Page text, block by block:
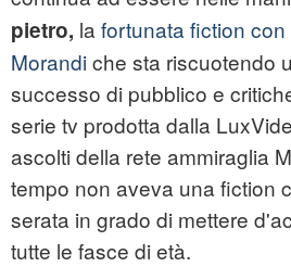
pietro, la fortunata fiction
Morandiche sta riscuotendo
successo di pubblico e
serie tv prodotta dalla
ascolti della rete ammiraglia
tempo non aveva una fiction
serata in grado di mettere
tutte le fasce di età.